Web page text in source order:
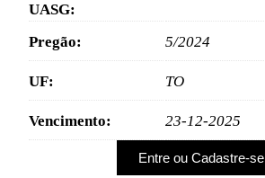
UASG:
Pregão:
5/2024
UF: TO
Vencimento: 23-12-2025
Entre ou Cadastre-se